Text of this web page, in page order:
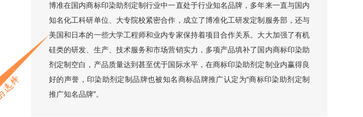
博准在国内商标印染助剂定制行业中一直处于行业知名品牌，多年来一直与国内
知名化工科研单位、大专院校紧密合作，成立了博准化工研发定制服务部，还与
美国和日本的一些大学工程师和业内专家保持着项目合作关系。大大加强了有机
硅类的研发、生产、技术服务和市场营销实力，多项产品填补了国内商标印染助
剂定制空白，产品质量达到甚至优于国际水平，在商标印染助剂定制业内赢得良
好的声誉，印染助剂定制品牌也被知名商标品牌推广认定为“商标印染助剂定制
推广知名品牌”。